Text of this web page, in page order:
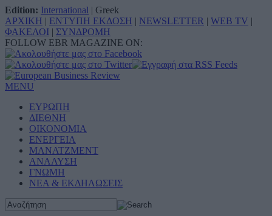
Edition: International | Greek
ΑΡΧΙΚΗ | ΕΝΤΥΠΗ ΕΚΔΟΣΗ | NEWSLETTER | WEB TV |
ΦΑΚΕΛΟΙ | ΣΥΝΔΡΟΜΗ
FOLLOW EBR MAGAZINE ON:
MENU
ΕΥΡΩΠΗ
ΔΙΕΘΝΗ
ΟΙΚΟΝΟΜΙΑ
ΕΝΕΡΓΕΙΑ
ΜΑΝΑΤΖΜΕΝΤ
ΑΝΑΛΥΣΗ
ΓΝΩΜΗ
ΝΕΑ & ΕΚΔΗΛΩΣΕΙΣ